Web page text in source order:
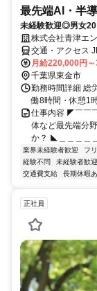
最先端AI・半
未経験歓迎◎男女20
株式会社青津エ
交通・アクセス
月給220,000円
千葉県東金市
勤務時間詳細 総
働8時間・休憩1時
仕事内容 ◤￣￣
体など最先端分
か？ ◣＿＿＿＿
業界未経験者歓迎 フ
経験不問
未経験者歓迎
交通費支給
長期休暇
正社員